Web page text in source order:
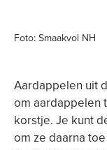
Foto: Smaakvol NH
Aardappelen uit
om aardappelen
korstje. Je kunt
om ze daarna